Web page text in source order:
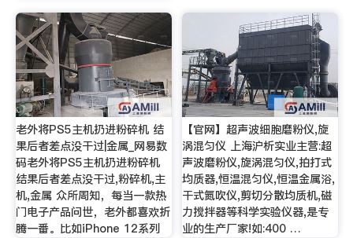
老外将PS5主机扔进粉碎机 结
果后者差点没干过|金属_网易数
码老外将PS5主机扔进粉碎机
结果后者差点没干过,粉碎机,主
机,金属 众所周知，每当一款热
门电子产品问世，老外都喜欢折
腾一番。比如iPhone 12系列
【官网】超声波细胞磨粉仪,旋
涡混匀仪 上海沪析实业主营:超
声波磨粉仪,旋涡混匀仪,拍打式
均质器,恒温混匀仪,恒温金属浴,
干式氮吹仪,剪切分散均质机,磁
力搅拌器等科学实验仪器,是专
业的生产厂家!如:400 …